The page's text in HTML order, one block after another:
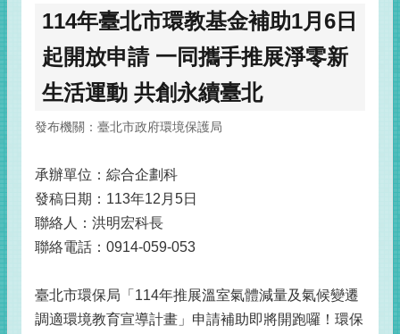
114年臺北市環教基金補助1月6日
起開放申請 一同攜手推展淨零新
生活運動 共創永續臺北
發布機關：臺北市政府環境保護局
承辦單位：綜合企劃科
發稿日期：113年12月5日
聯絡人：洪明宏科長
聯絡電話：0914-059-053
臺北市環保局「114年推展溫室氣體減量及氣候變遷
調適環境教育宣導計畫」申請補助即將開跑囉！環保